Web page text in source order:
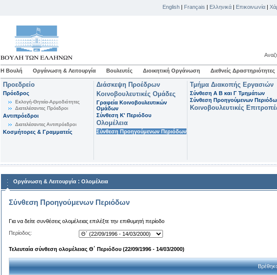
English | Français | Ελληνικά | Επικοινωνία |
Η Βουλή Οργάνωση & Λειτουργία Βουλευτές Διοικητική Οργάνωση Διεθνείς Δραστηριότητες
Προεδρείο
Πρόεδρος
Εκλογή-Θητεία-Αρμοδιότητες
Διατελέσαντες Πρόεδροι
Αντιπρόεδροι
Διατελέσαντες Αντιπρόεδροι
Κοσμήτορες & Γραμματείς
Διάσκεψη Προέδρων
Κοινοβουλευτικές Ομάδες
Γραφεία Κοινοβουλευτικών
Ομάδων
Σύνθεση K' Περιόδου
Ολομέλεια
Σύνθεση Προηγούμενων Περιόδων
Τμήμα Διακοπής Εργασιών
Σύνθεση Α Β και Γ Τμημάτων
Σύνθεση Προηγούμενων
Κοινοβουλευτικές
Οργάνωση & Λειτουργία : Ολομέλεια
Σύνθεση Προηγούμενων Περιόδων
Για να δείτε συνθέσεις ολομέλειας επιλέξτε την επιθυμητή περίοδο
Περίοδος:
Τελευταία σύνθεση ολομέλειας Θ΄ Περιόδου (22/09/1996 - 14/03/2000)